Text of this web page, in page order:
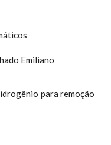
Emiliano
para remoção